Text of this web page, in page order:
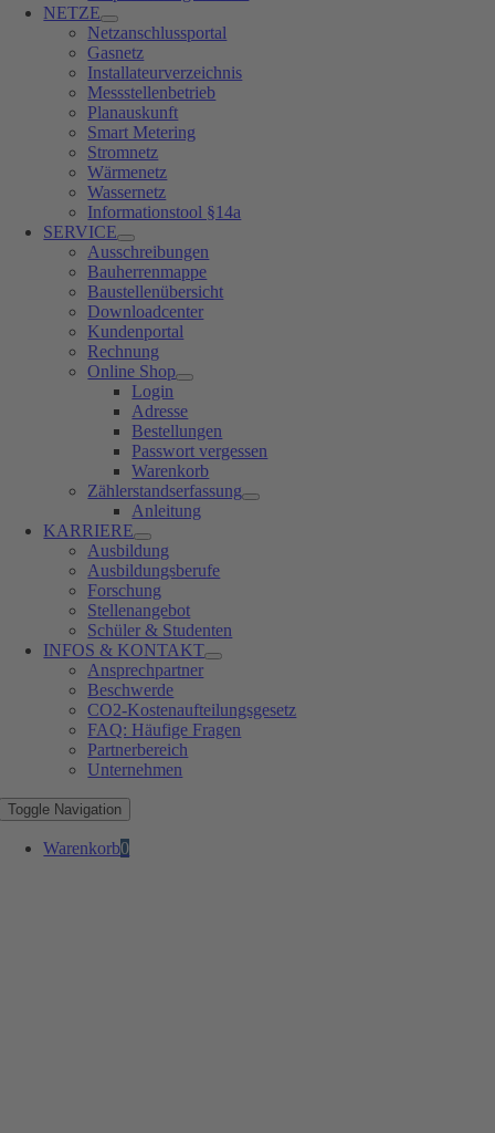
NETZE
Netzanschlussportal
Gasnetz
Installateurverzeichnis
Messstellenbetrieb
Planauskunft
Smart Metering
Stromnetz
Wärmenetz
Wassernetz
Informationstool §14a
SERVICE
Ausschreibungen
Bauherrenmappe
Baustellenübersicht
Downloadcenter
Kundenportal
Rechnung
Online Shop
Login
Adresse
Bestellungen
Passwort vergessen
Warenkorb
Zählerstandserfassung
Anleitung
KARRIERE
Ausbildung
Ausbildungsberufe
Forschung
Stellenangebot
Schüler & Studenten
INFOS & KONTAKT
Ansprechpartner
Beschwerde
CO2-Kostenaufteilungsgesetz
FAQ: Häufige Fragen
Partnerbereich
Unternehmen
Toggle Navigation
Warenkorb0